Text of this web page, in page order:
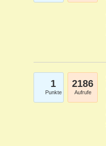
1
Punkte
2186
Aufrufe